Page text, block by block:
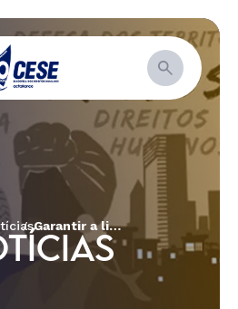
Garantir a liberdade das ONGs é defender o interesse nacional